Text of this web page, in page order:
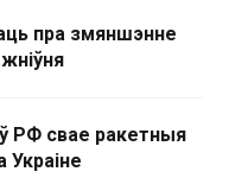
пра змяншэнне
РФ свае ракетныя
Украіне